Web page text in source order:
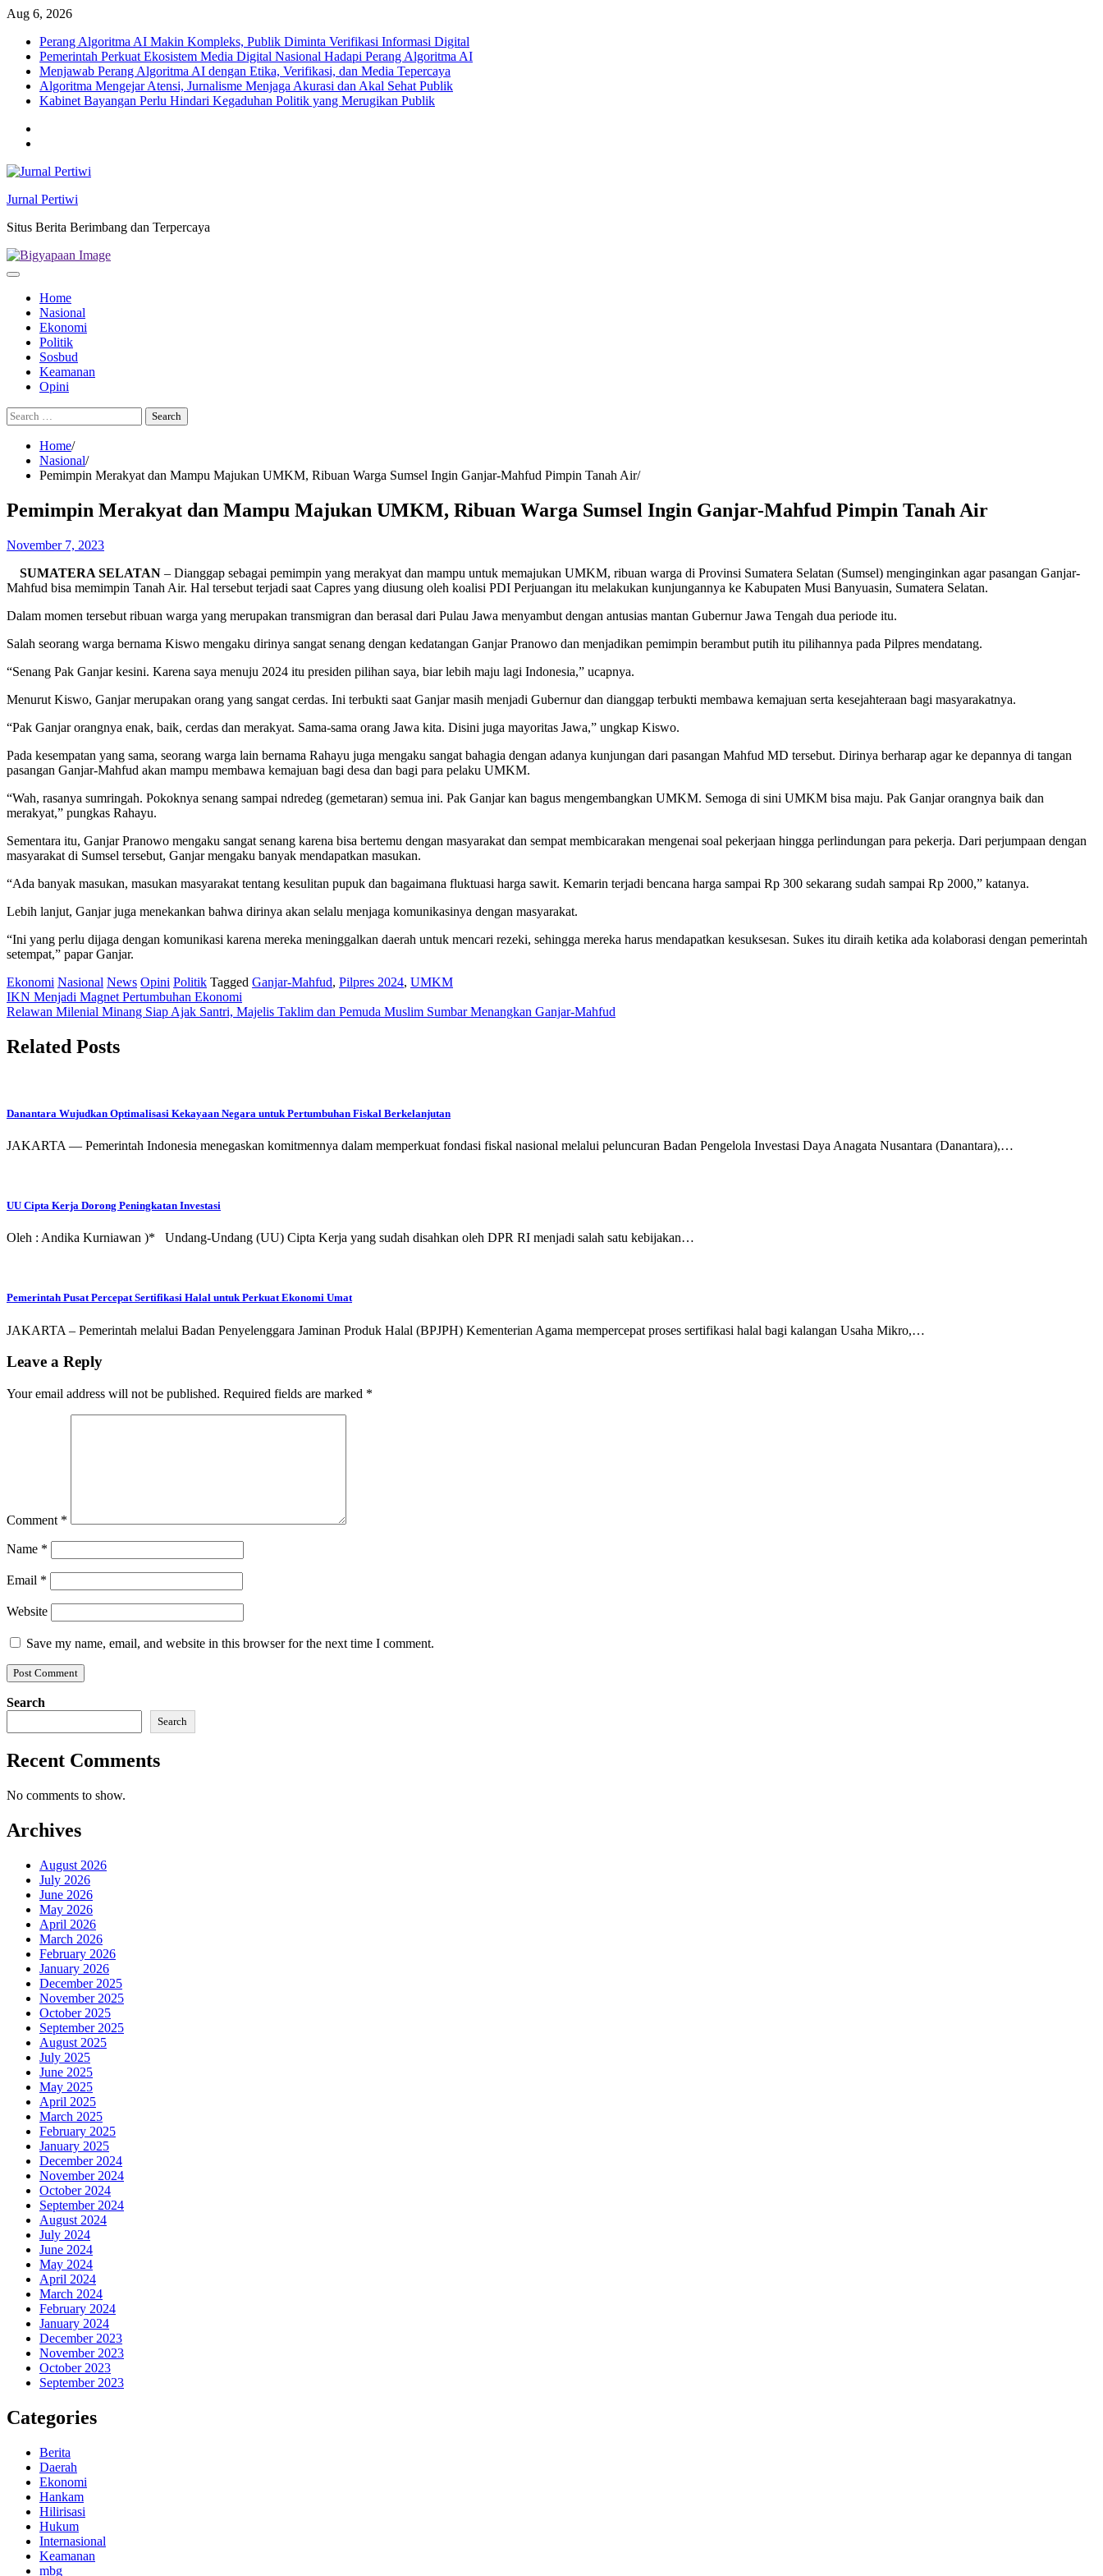
Skip
content
Aug 6, 2026
Perang Algoritma AI Makin Kompleks, Publik Diminta Verifikasi Informasi Digital
Pemerintah Perkuat Ekosistem Media Digital Nasional Hadapi Perang Algoritma AI
Menjawab Perang Algoritma AI dengan Etika, Verifikasi, dan Media Tepercaya
Algoritma Mengejar Atensi, Jurnalisme Menjaga Akurasi dan Akal Sehat Publik
Kabinet Bayangan Perlu Hindari Kegaduhan Politik yang Merugikan Publik
Jurnal Pertiwi
Situs Berita Berimbang dan Terpercaya
Home
Nasional
Ekonomi
Politik
Sosbud
Keamanan
Opini
Search
for:
Home
Nasional
Pemimpin Merakyat dan Mampu Majukan UMKM, Ribuan Warga Sumsel Ingin Ganjar-Mahfud Pimpin Tanah Air
Pemimpin Merakyat dan Mampu Majukan UMKM, Ribuan Warga Sumsel Ingin Ganjar-Mahfud Pimpin Tanah Air
November 7, 2023
SUMATERA SELATAN – Dianggap sebagai pemimpin yang merakyat dan mampu untuk memajukan UMKM, ribuan warga di Provinsi Sumatera Selatan (Sumsel) menginginkan agar pasangan Ganjar-
Mahfud bisa memimpin Tanah Air. Hal tersebut terjadi saat Capres yang diusung oleh koalisi PDI Perjuangan itu melakukan kunjungannya ke Kabupaten Musi Banyuasin, Sumatera Selatan.
Dalam momen tersebut ribuan warga yang merupakan transmigran dan berasal dari Pulau Jawa menyambut dengan antusias mantan Gubernur Jawa Tengah dua periode itu.
Salah seorang warga bernama Kiswo mengaku dirinya sangat senang dengan kedatangan Ganjar Pranowo dan menjadikan pemimpin berambut putih itu pilihannya pada Pilpres mendatang.
“Senang Pak Ganjar kesini. Karena saya menuju 2024 itu presiden pilihan saya, biar lebih maju lagi Indonesia,” ucapnya.
Menurut Kiswo, Ganjar merupakan orang yang sangat cerdas. Ini terbukti saat Ganjar masih menjadi Gubernur dan dianggap terbukti membawa kemajuan serta kesejahteraan bagi masyarakatnya.
“Pak Ganjar orangnya enak, baik, cerdas dan merakyat. Sama-sama orang Jawa kita. Disini juga mayoritas Jawa,” ungkap Kiswo.
Pada kesempatan yang sama, seorang warga lain bernama Rahayu juga mengaku sangat bahagia dengan adanya kunjungan dari pasangan Mahfud MD tersebut. Dirinya berharap agar ke depannya di tangan
pasangan Ganjar-Mahfud akan mampu membawa kemajuan bagi desa dan bagi para pelaku UMKM.
“Wah, rasanya sumringah. Pokoknya senang sampai ndredeg (gemetaran) semua ini. Pak Ganjar kan bagus mengembangkan UMKM. Semoga di sini UMKM bisa maju. Pak Ganjar orangnya baik dan
merakyat,” pungkas Rahayu.
Sementara itu, Ganjar Pranowo mengaku sangat senang karena bisa bertemu dengan masyarakat dan sempat membicarakan mengenai soal pekerjaan hingga perlindungan para pekerja. Dari perjumpaan dengan
masyarakat di Sumsel tersebut, Ganjar mengaku banyak mendapatkan masukan.
“Ada banyak masukan, masukan masyarakat tentang kesulitan pupuk dan bagaimana fluktuasi harga sawit. Kemarin terjadi bencana harga sampai Rp 300 sekarang sudah sampai Rp 2000,” katanya.
Lebih lanjut, Ganjar juga menekankan bahwa dirinya akan selalu menjaga komunikasinya dengan masyarakat.
“Ini yang perlu dijaga dengan komunikasi karena mereka meninggalkan daerah untuk mencari rezeki, sehingga mereka harus mendapatkan kesuksesan. Sukes itu diraih ketika ada kolaborasi dengan pemerintah
setempat,” papar Ganjar.
Ekonomi Nasional News Opini Politik Tagged Ganjar-Mahfud, Pilpres 2024, UMKM
Post
navigation
IKN Menjadi Magnet Pertumbuhan Ekonomi
Relawan Milenial Minang Siap Ajak Santri, Majelis Taklim dan Pemuda Muslim Sumbar Menangkan Ganjar-Mahfud
Related Posts
Danantara Wujudkan Optimalisasi Kekayaan Negara untuk Pertumbuhan Fiskal Berkelanjutan
JAKARTA — Pemerintah Indonesia menegaskan komitmennya dalam memperkuat fondasi fiskal nasional melalui peluncuran Badan Pengelola Investasi Daya Anagata Nusantara (Danantara),…
UU Cipta Kerja Dorong Peningkatan Investasi
Oleh : Andika Kurniawan )* Undang-Undang (UU) Cipta Kerja yang sudah disahkan oleh DPR RI menjadi salah satu kebijakan…
Pemerintah Pusat Percepat Sertifikasi Halal untuk Perkuat Ekonomi Umat
JAKARTA – Pemerintah melalui Badan Penyelenggara Jaminan Produk Halal (BPJPH) Kementerian Agama mempercepat proses sertifikasi halal bagi kalangan Usaha Mikro,…
Leave a Reply
Your email address will not be published. Required fields are marked *
Comment *
Name *
Email *
Website
Save my name, email, and website in this browser for the next time I comment.
Search
Search
Recent Comments
No comments to show.
Archives
August 2026
July 2026
June 2026
May 2026
April 2026
March 2026
February 2026
January 2026
December 2025
November 2025
October 2025
September 2025
August 2025
July 2025
June 2025
May 2025
April 2025
March 2025
February 2025
January 2025
December 2024
November 2024
October 2024
September 2024
August 2024
July 2024
June 2024
May 2024
April 2024
March 2024
February 2024
January 2024
December 2023
November 2023
October 2023
September 2023
Categories
Berita
Daerah
Ekonomi
Hankam
Hilirisasi
Hukum
Internasional
Keamanan
mbg